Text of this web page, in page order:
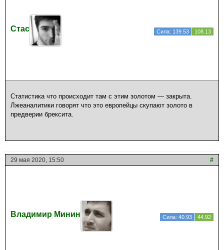
Стас Сила: 139.53 108.13
Статистика что происходит там с этим золотом — закрыта.
Лжеаналитики говорят что это европейцы скупают золото в
предверии брексита.
29 мая 2020, 15:50 #
Владимир Минин Сила: 40.93 44.92